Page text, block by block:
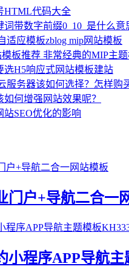
HTML代码大全
词带数字前缀0_10_是什么意
适应模板zblog mip网站模板
板推荐 非常经典的MIP主
选H5响应式网站模板建站
服务器该如何选择？怎样购
如何增强网站效果呢？
站SEO优化的影响
门户+导航二合一
小程序APP导航主